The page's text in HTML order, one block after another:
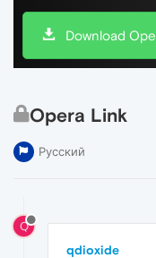
Download
Opera Link
Русский
Q
qdioxide